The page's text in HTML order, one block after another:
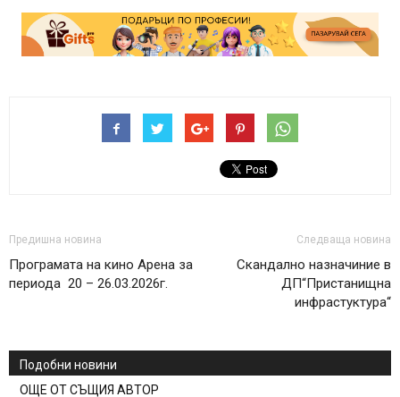
Предишна новина
Програмата на кино Арена за
периода 20 – 26.03.2026г.
Следваща новина
Скандално назначиние в
ДП“Пристанищна
инфрастуктура“
Подобни новини
ОЩЕ ОТ СЪЩИЯ АВТОР